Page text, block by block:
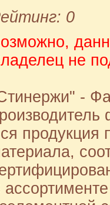
0
не
-
продукция